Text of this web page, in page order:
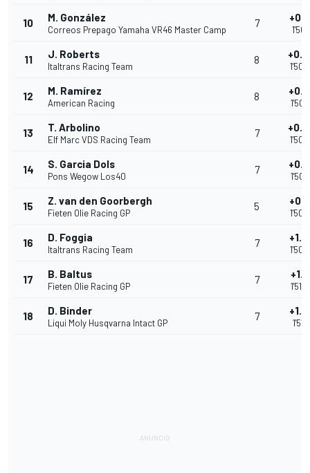
10 M. González
Correos Prepago Yamaha VR46 Master Camp
7
11 J. Roberts
Italtrans Racing Team
8
12 M. Ramírez
American Racing
8
13 T. Arbolino
Elf Marc VDS Racing Team
7
14 S. Garcia Dols
Pons Wegow Los40
7
15 Z. van den Goorbergh
Fieten Olie Racing GP
5
16 D. Foggia
Italtrans Racing Team
7
17 B. Baltus
Fieten Olie Racing GP
7
18 D. Binder
Liqui Moly Husqvarna Intact GP
7